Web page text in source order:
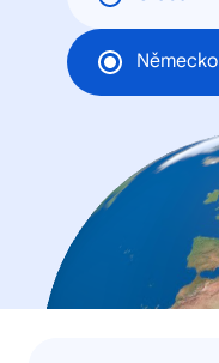
Německo